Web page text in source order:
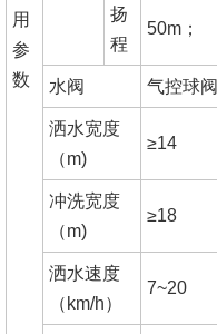
用
参
数
扬
程
50m；
水阀 气控球阀
洒水宽度
（m)
≥14
冲洗宽度
（m)
≥18
洒水速度
（km/h）
7~20